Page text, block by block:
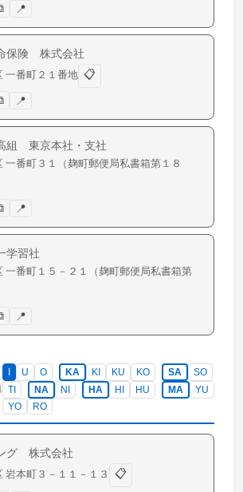
📍
保険 株式会社
一番町 ２１番地 📋
📍
組 東京本社・支社
一番町 ３１（麹町郵便局私書箱第１８
📍
学習社
一番町 １５－２１（麹町郵便局私書箱第
📍
I U O KA KI KU KO SA
SO
TI
NA NI HA HI HU MA
YU
YO
RO
グ 株式会社
岩本町 ３－１１－１３
📋